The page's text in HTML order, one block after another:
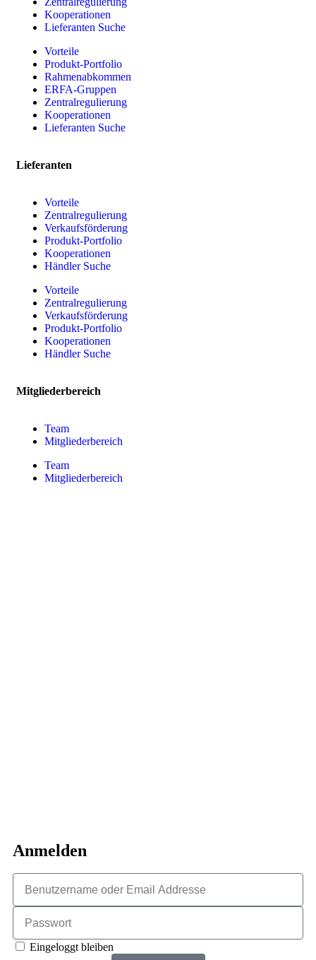
Kooperationen
Lieferanten Suche
Vorteile
Produkt-Portfolio
Rahmenabkommen
ERFA-Gruppen
Zentralregulierung
Kooperationen
Lieferanten Suche
Lieferanten
Vorteile
Zentralregulierung
Verkaufsförderung
Produkt-Portfolio
Kooperationen
Händler Suche
Vorteile
Zentralregulierung
Verkaufsförderung
Produkt-Portfolio
Kooperationen
Händler Suche
Mitgliederbereich
Team
Mitgliederbereich
Team
Mitgliederbereich
Anmelden
Eingeloggt bleiben